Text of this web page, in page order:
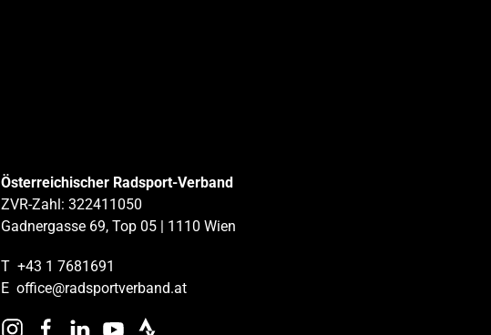
Österreichischer Radsport-Verband
ZVR-Zahl: 322411050
Gadnergasse 69, Top 05 | 1110 Wien
T+43 1 7681691
Eoffice@radsportverband.at